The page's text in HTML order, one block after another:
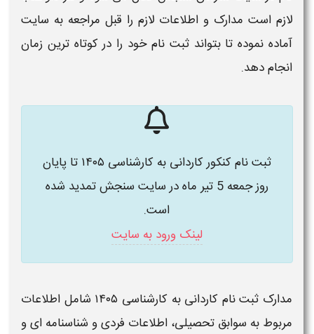
لازم است مدارک و اطلاعات لازم را قبل مراجعه به سایت
آماده نموده تا بتواند ثبت نام خود را در کوتاه ترین زمان
انجام دهد.
ثبت نام کنکور کاردانی به کارشناسی ۱۴۰۵ تا پایان
روز جمعه 5 تیر ماه در سایت سنجش تمدید شده
است.
لینک ورود به سایت
مدارک ثبت نام کاردانی به کارشناسی ۱۴۰۵ شامل اطلاعات
مربوط به سوابق تحصیلی، اطلاعات فردی و شناسنامه ای و